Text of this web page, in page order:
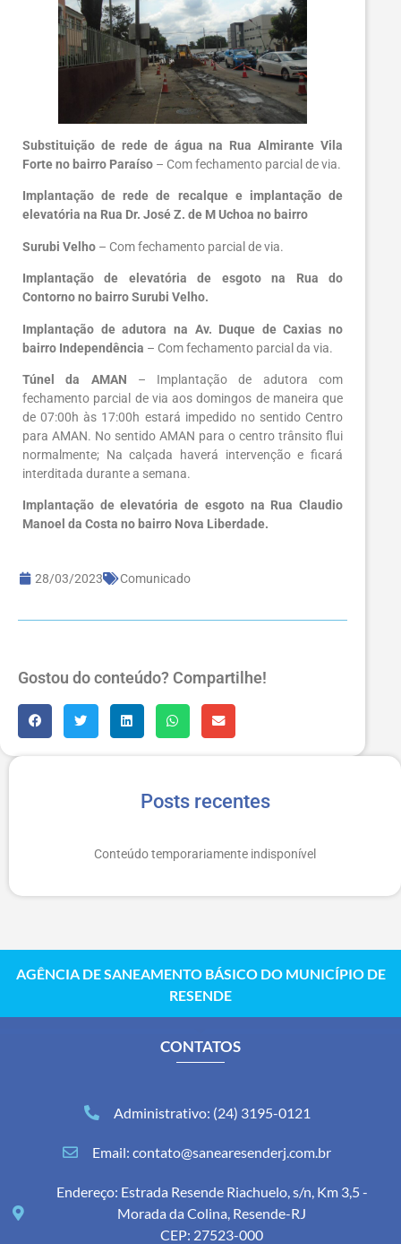
Substituição de rede de água na Rua Almirante Vila
Forte no bairro Paraíso – Com fechamento parcial de via.
Implantação de rede de recalque e implantação de
elevatória na Rua Dr. José Z. de M Uchoa no bairro
Surubi Velho – Com fechamento parcial de via.
Implantação de elevatória de esgoto na Rua do
Contorno no bairro Surubi Velho.
Implantação de adutora na Av. Duque de Caxias no
bairro Independência – Com fechamento parcial da via.
Túnel da AMAN – Implantação de adutora com
fechamento parcial de via aos domingos de maneira que
de 07:00h às 17:00h estará impedido no sentido Centro
para AMAN. No sentido AMAN para o centro trânsito flui
normalmente; Na calçada haverá intervenção e ficará
interditada durante a semana.
Implantação de elevatória de esgoto na Rua Claudio
Manoel da Costa no bairro Nova Liberdade.
28/03/2023 Comunicado
Gostou do conteúdo? Compartilhe!
Posts recentes
Conteúdo temporariamente indisponível
AGÊNCIA DE SANEAMENTO BÁSICO DO MUNICÍPIO DE
RESENDE
CONTATOS
Administrativo: (24) 3195-0121
Email: contato@sanearesenderj.com.br
Endereço: Estrada Resende Riachuelo, s/n, Km 3,5 -
Morada da Colina, Resende-RJ
CEP: 27523-000